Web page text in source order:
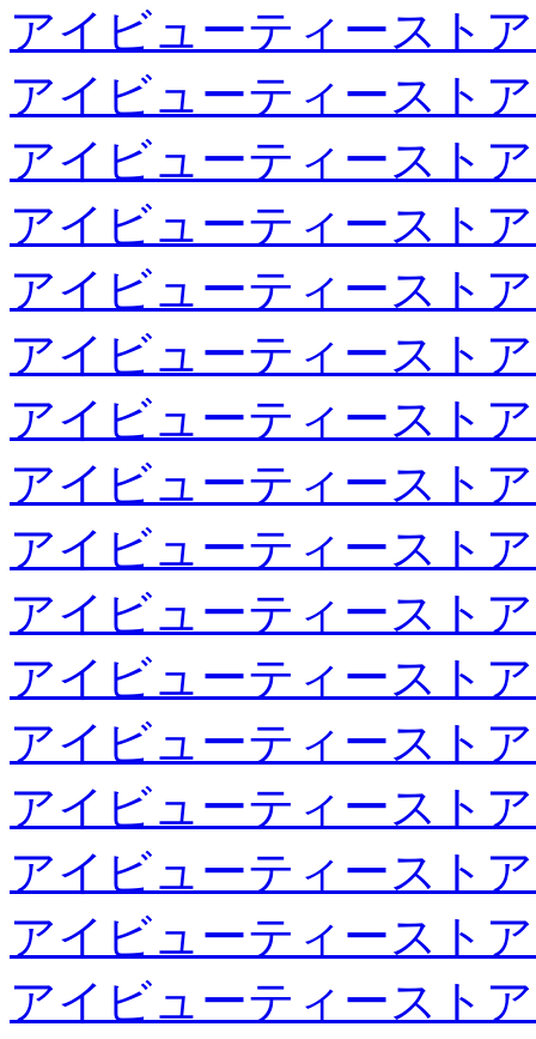
アイビューティースト
アイビューティースト
アイビューティースト
アイビューティースト
アイビューティースト
アイビューティースト
アイビューティースト
アイビューティースト
アイビューティースト
アイビューティースト
アイビューティースト
アイビューティースト
アイビューティースト
アイビューティースト
アイビューティースト
アイビューティースト